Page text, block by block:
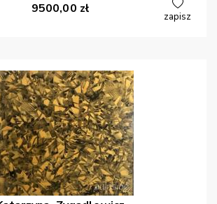
9500,00 zł
zapisz